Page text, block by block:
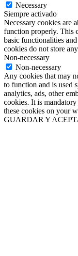
Necessary
Siempre activado
Necessary cookies are
function properly. This
basic functionalities
cookies do not store
Non-necessary
Non-necessary
Any cookies that may
to function and is used
analytics, ads, other
cookies. It is
these cookies on your
GUARDAR Y